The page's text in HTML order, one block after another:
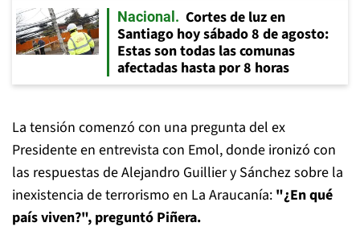
Nacional
Cortes de luz en
Santiago hoy sábado 8 de agosto:
Estas son todas las comunas
afectadas hasta por 8 horas
La tensión comenzó con una pregunta del ex
Presidente en entrevista con Emol, donde ironizó con
las respuestas de Alejandro Guillier y Sánchez sobre la
inexistencia de terrorismo en La Araucanía: "¿En qué
país viven?", preguntó Piñera.